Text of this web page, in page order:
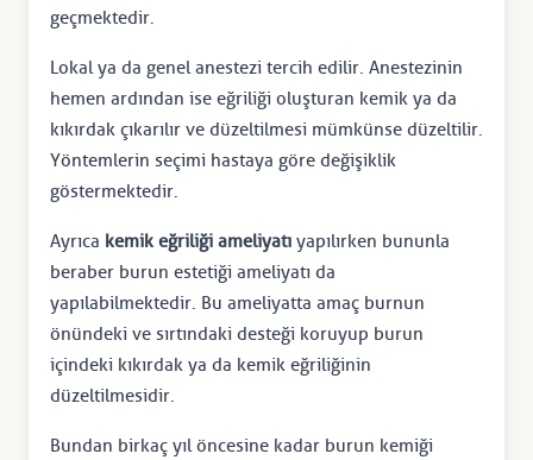
geçmektedir.
Lokal ya da genel anestezi tercih edilir. Anestezinin
hemen ardından ise eğriliği oluşturan kemik ya da
kıkırdak çıkarılır ve düzeltilmesi mümkünse düzeltilir.
Yöntemlerin seçimi hastaya göre değişiklik
göstermektedir.
Ayrıca kemik eğriliği ameliyatı yapılırken bununla
beraber burun estetiği ameliyatı da
yapılabilmektedir. Bu ameliyatta amaç burnun
önündeki ve sırtındaki desteği koruyup burun
içindeki kıkırdak ya da kemik eğriliğinin
düzeltilmesidir.
Bundan birkaç yıl öncesine kadar burun kemiği